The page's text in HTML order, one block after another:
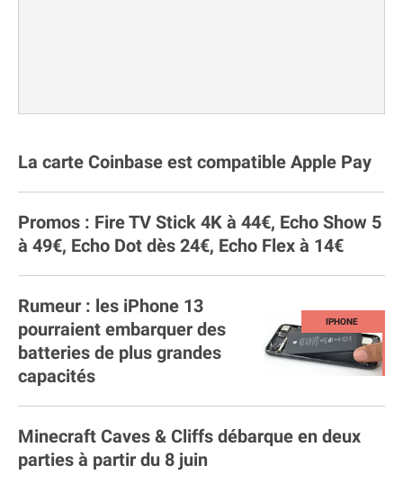
La carte Coinbase est compatible Apple Pay
Promos : Fire TV Stick 4K à 44€, Echo Show 5
à 49€, Echo Dot dès 24€, Echo Flex à 14€
Rumeur : les iPhone 13
pourraient embarquer des
batteries de plus grandes
capacités
Minecraft Caves & Cliffs débarque en deux
parties à partir du 8 juin